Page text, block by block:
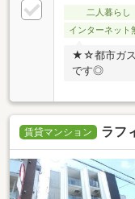
二人暮らし
インターネット
★☆都市ガス
です◎
賃貸マンション ラフ